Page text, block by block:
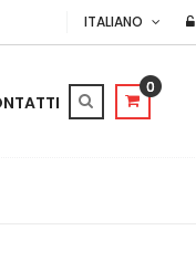
ITALIANO
0